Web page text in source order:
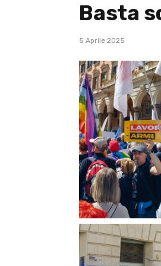
Basta
5 Aprile 2025